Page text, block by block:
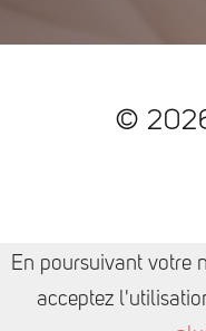
©
En poursuivant votre
acceptez